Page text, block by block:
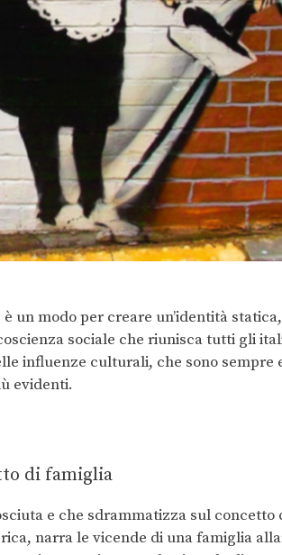
un modo per creare un’identità
sociale che riunisca tutti gli
influenze culturali, che sono sempre
evidenti.
di famiglia
e che sdrammatizza sul concetto
narra le vicende di una famiglia